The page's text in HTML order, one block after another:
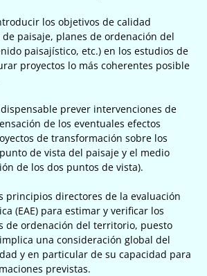
los objetivos de calidad
paisaje, planes de ordenación del
paisajístico, etc.) en los estudios de
proyectos lo más coherentes posible
prever intervenciones de
de los eventuales efectos
de transformación sobre los
de vista del paisaje y el medio
de los dos puntos de vista).
principios directores de la evaluación
(EAE) para estimar y verificar los
de ordenación del territorio, puesto
una consideración global del
y en particular de su capacidad para
previstas.